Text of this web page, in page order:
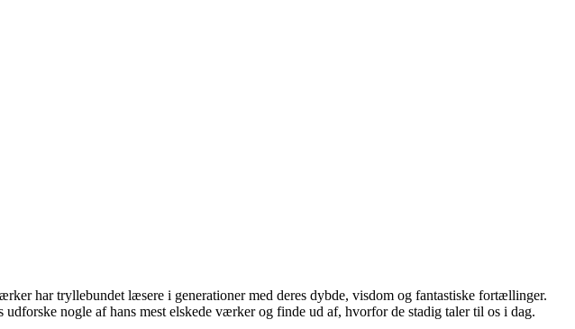
har tryllebundet læsere i generationer med deres dybde, visdom og fantastiske fortællinger.
nogle af hans mest elskede værker og finde ud af, hvorfor de stadig taler til os i dag.